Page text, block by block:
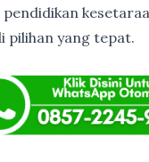
pilihan yang tepat.